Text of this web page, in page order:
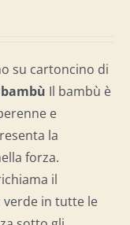
su cartoncino di
ambù Il bambù è
e
la
forza.
il
verde in tutte le